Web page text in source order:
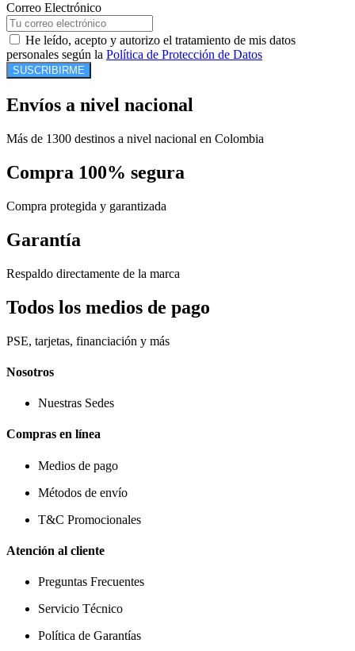
Correo Electrónico
He leído, acepto y autorizo el tratamiento de mis datos
personales según la Política de Protección de Datos
SUSCRIBIRME
Envíos a nivel nacional
Más de 1300 destinos a nivel nacional en Colombia
Compra 100% segura
Compra protegida y garantizada
Garantía
Respaldo directamente de la marca
Todos los medios de pago
PSE, tarjetas, financiación y más
Nosotros
Nuestras Sedes
Compras en línea
Medios de pago
Métodos de envío
T&C Promocionales
Atención al cliente
Preguntas Frecuentes
Servicio Técnico
Política de Garantías